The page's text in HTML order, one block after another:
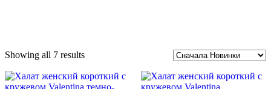
Showing all 7 results